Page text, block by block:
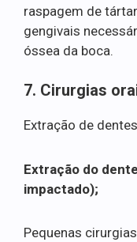
raspagem de
gengivais
óssea da boca.
7. Cirurgias
Extração de
Extração do
impactado);
Pequenas